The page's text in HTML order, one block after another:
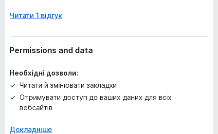
і
о
к
Читати 1 відгук
Permissions and data
Необхідні дозволи:
Читати й змінювати закладки
Отримувати доступ до ваших даних для всіх
вебсайтів
Докладніше